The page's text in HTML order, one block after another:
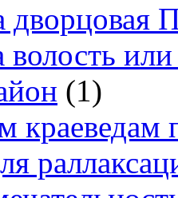
дворцовая
волость
(1)
краеведам